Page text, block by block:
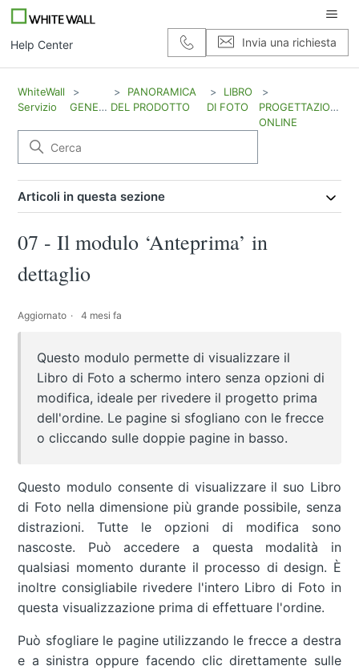
Help Center Invia una richiesta
WhiteWall
Servizio
GENERALE
PANORAMICA
DEL PRODOTTO
LIBRO
DI FOTO
PROGETTAZIONE
ONLINE
Articoli in questa sezione
07 - Il modulo ‘Anteprima’ in
dettaglio
Aggiornato 4 mesi fa
Questo modulo permette di visualizzare il
Libro di Foto a schermo intero senza opzioni di
modifica, ideale per rivedere il progetto prima
dell'ordine. Le pagine si sfogliano con le frecce
o cliccando sulle doppie pagine in basso.
Questo modulo consente di visualizzare il suo Libro
di Foto nella dimensione più grande possibile, senza
distrazioni. Tutte le opzioni di modifica sono
nascoste. Può accedere a questa modalità in
qualsiasi momento durante il processo di design. È
inoltre consigliabile rivedere l'intero Libro di Foto in
questa visualizzazione prima di effettuare l'ordine.
Può sfogliare le pagine utilizzando le frecce a destra
e a sinistra oppure facendo clic direttamente sulle